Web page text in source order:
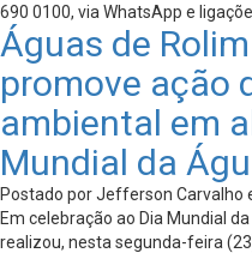
690 0100, via WhatsApp e
Águas de
promove ação
ambiental em
Mundial da
Postado por Jefferson
Em celebração ao Dia Mundial
realizou, nesta segunda-feira